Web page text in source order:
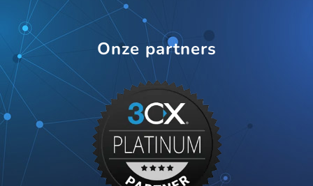
Onze partners